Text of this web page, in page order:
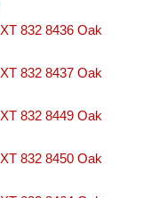
832 8436 Oak
832 8437 Oak
832 8449 Oak
832 8450 Oak